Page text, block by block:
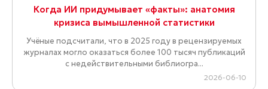
Когда ИИ придумывает «факты»: анатомия
кризиса вымышленной статистики
Учёные подсчитали, что в 2025 году в рецензируемых
журналах могло оказаться более 100 тысяч публикаций
с недействительными библиогра...
2026-06-10